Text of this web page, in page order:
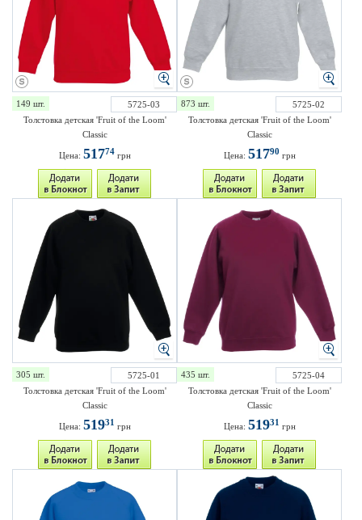
149 шт.
5725-03
Толстовка детская 'Fruit of the Loom'
Classic
Цена: 51774грн
873 шт.
5725-02
Толстовка детская 'Fruit of the Loom'
Classic
Цена: 51790 грн
305 шт.
5725-01
Толстовка детская 'Fruit of the Loom'
Classic
Цена: 51931 грн
435 шт.
5725-04
Толстовка детская 'Fruit of the Loom'
Classic
Цена: 51931 грн